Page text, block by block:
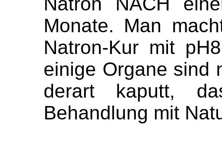
Monate. Man
Natron-Kur mit
einige Organe sind
derart kaputt,
Behandlung mit